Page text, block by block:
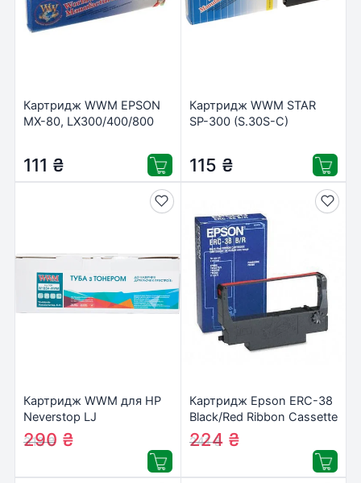
Картридж WWM EPSON
MX-80, LX300/400/800
111 ₴
Картридж WWM STAR
SP-300 (S.30S-C)
115 ₴
Картридж WWM для HP
Neverstop LJ
1000a/1000w/1200a/1200w,W1103A
Black (W1103A-WWM)
312₴
290 ₴
Картридж Epson ERC-38
Black/Red Ribbon Cassette
(C43S015376)
241₴
224 ₴